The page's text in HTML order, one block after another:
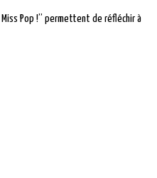
Pop !” permettent de réfléchir à